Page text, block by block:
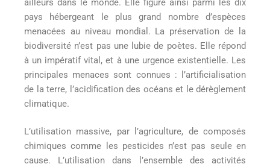
pays hébergeant le plus grand nombre d’espèces
menacées au niveau mondial. La préservation de la
biodiversité n’est pas une lubie de poètes. Elle répond
à un impératif vital, et à une urgence existentielle. Les
principales menaces sont connues : l’artificialisation
de la terre, l’acidification des océans et le dérèglement
climatique.
L’utilisation massive, par l’agriculture, de composés
chimiques comme les pesticides n’est pas seule en
cause. L’utilisation dans l’ensemble des activités